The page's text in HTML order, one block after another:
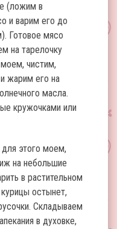
(ложим в
и варим его до
Готовое мясо
на тарелочку
чистим,
жарим его на
масла.
кружочками или
этого моем,
на небольшие
в растительном
остынет,
Складываем
в духовке,